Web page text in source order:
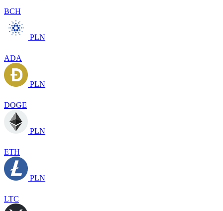
BCH
PLN
ADA
PLN
DOGE
PLN
ETH
PLN
LTC